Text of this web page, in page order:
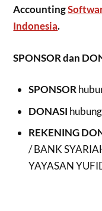
Accounting
Indonesia.
SPONSOR dan
SPONSOR
DONASI
REKENING
/ BANK
YAYASAN